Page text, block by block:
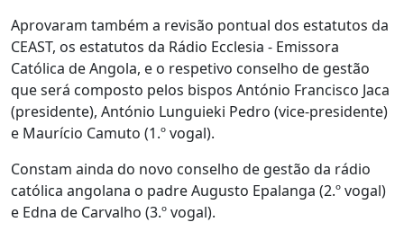
Aprovaram também a revisão pontual dos estatutos da
CEAST, os estatutos da Rádio Ecclesia - Emissora
Católica de Angola, e o respetivo conselho de gestão
que será composto pelos bispos António Francisco Jaca
(presidente), António Lunguieki Pedro (vice-presidente)
e Maurício Camuto (1.º vogal).
Constam ainda do novo conselho de gestão da rádio
católica angolana o padre Augusto Epalanga (2.º vogal)
e Edna de Carvalho (3.º vogal).